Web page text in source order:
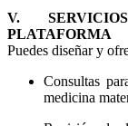
V.
PLATAFORMA
Puedes diseñar y
Consultas
medicina